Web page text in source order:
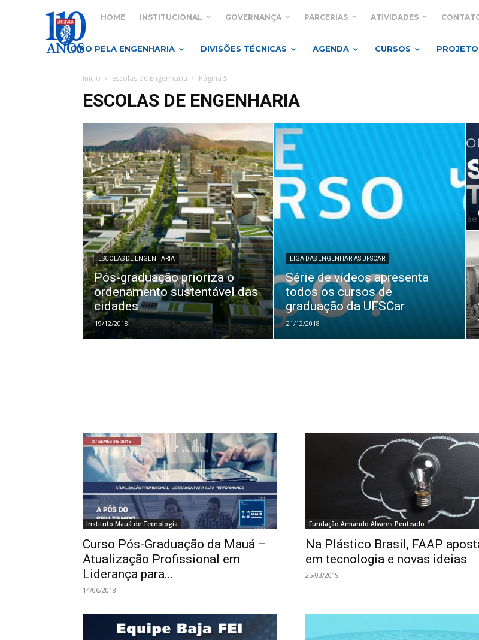
HOME INSTITUCIONAL GOVERNANÇA PARCERIAS ATIVIDADES
GIRO PELA ENGENHARIA DIVISÕES TÉCNICAS AGENDA CURSOS
Início Escolas de Engenharia Página 5
ESCOLAS DE ENGENHARIA
ESCOLAS DE ENGENHARIA
Pós-graduação prioriza o
ordenamento sustentável das
cidades
19/12/2018
LIGA DAS ENGENHARIAS UFSCAR
Série de vídeos apresenta
todos os cursos de
graduação da UFSCar
21/12/2018
Instituto Mauá de Tecnologia
Curso Pós-Graduação da Mauá –
Atualização Profissional em
Liderança para...
14/06/2018
Fundação Armando Alvares Penteado
Na Plástico Brasil, FAAP
em tecnologia e novas ideias
25/03/2019